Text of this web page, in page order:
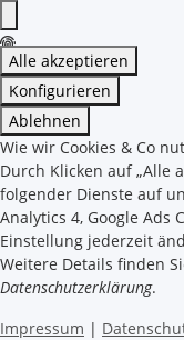
Alle akzeptieren
Konfigurieren
Ablehnen
Wie wir Cookies & Co
Durch Klicken auf „Alle
folgender Dienste auf
Analytics 4, Google Ads
Einstellung jederzeit
Weitere Details finden
Datenschutzerklärung.
Impressum |